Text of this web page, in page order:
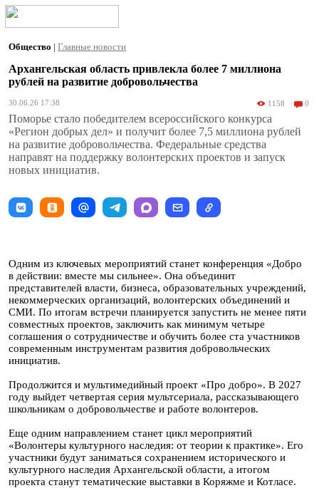
Общество | Главные новости
Архангельская область привлекла более 7 миллиона
рублей на развитие добровольчества
30.06.26 17:38 1158 0
Поморье стало победителем всероссийского конкурса
«Регион добрых дел» и получит более 7,5 миллиона рублей
на развитие добровольчества. Федеральные средства
направят на поддержку волонтерских проектов и запуск
новых инициатив.
Одним из ключевых мероприятий станет конференция «Добро
в действии: вместе мы сильнее». Она объединит
представителей власти, бизнеса, образовательных учреждений,
некоммерческих организаций, волонтерских объединений и
СМИ. По итогам встречи планируется запустить не менее пяти
совместных проектов, заключить как минимум четыре
соглашения о сотрудничестве и обучить более ста участников
современным инструментам развития добровольческих
инициатив.
Продолжится и мультимедийный проект «Про добро». В 2027
году выйдет четвертая серия мультсериала, рассказывающего
школьникам о добровольчестве и работе волонтеров.
Еще одним направлением станет цикл мероприятий
«Волонтеры культурного наследия: от теории к практике». Его
участники будут заниматься сохранением исторического и
культурного наследия Архангельской области, а итогом
проекта станут тематические выставки в Коряжме и Котласе.